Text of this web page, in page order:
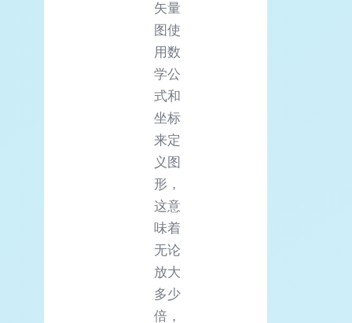
矢量
图使
用数
学公
式和
坐标
来定
义图
形，
这意
味着
无论
放大
多少
倍，